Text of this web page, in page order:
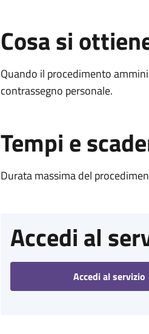
Cosa si
Quando il procedimento
contrassegno personale.
Tempi e
Durata massima del
Accedi al
Accedi al servizio